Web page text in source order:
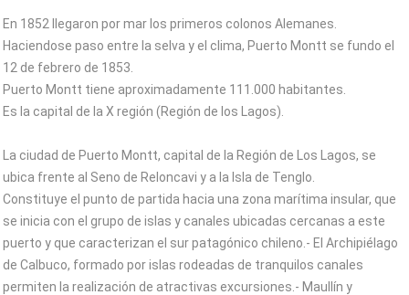
En 1852 llegaron por mar los primeros colonos Alemanes.
Haciendose paso entre la selva y el clima, Puerto Montt se fundo el
12 de febrero de 1853.
Puerto Montt tiene aproximadamente 111.000 habitantes.
Es la capital de la X región (Región de los Lagos).
La ciudad de Puerto Montt, capital de la Región de Los Lagos, se
ubica frente al Seno de Reloncavi y a la Isla de Tenglo.
Constituye el punto de partida hacia una zona marítima insular, que
se inicia con el grupo de islas y canales ubicadas cercanas a este
puerto y que caracterizan el sur patagónico chileno.- El Archipiélago
de Calbuco, formado por islas rodeadas de tranquilos canales
permiten la realización de atractivas excursiones.- Maullín y